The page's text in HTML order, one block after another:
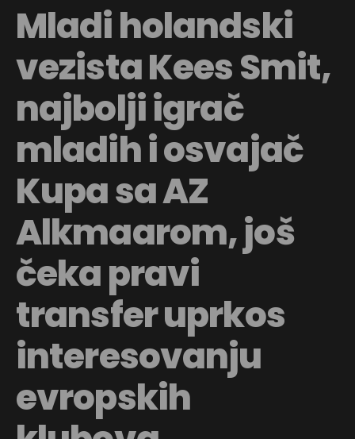
Mladi holandski
vezista Kees Smit,
najbolji igrač
mladih i osvajač
Kupa sa AZ
Alkmaarom, još
čeka pravi
transfer uprkos
interesovanju
evropskih